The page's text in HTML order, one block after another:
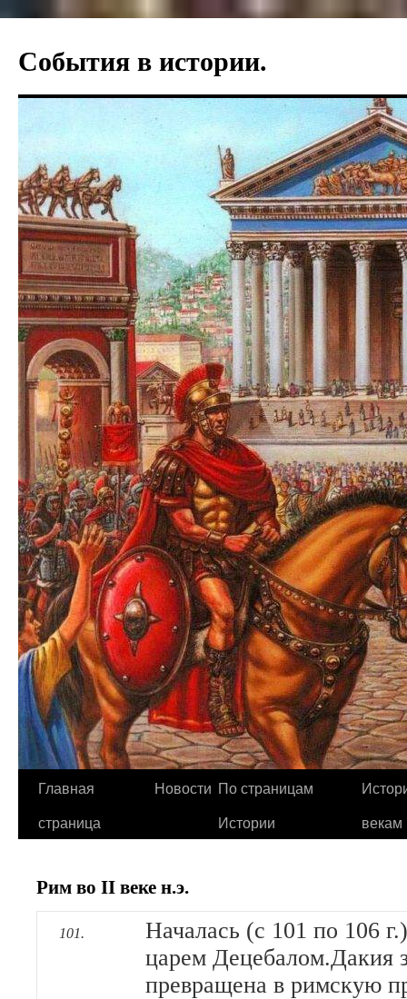
содержимому
События в истории.
Главная
страница
Новости По страницам
Истории
векам
Рим во II веке н.э.
101.
Началась (с 101 по 106
царем Децебалом.Дакия
превращена в римскую